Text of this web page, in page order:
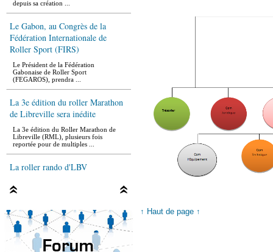
Fédération Internationale de
Roller Sport (FIRS)
Gabonaise de Roller Sport
(FEGAROS), prendra ...
de Libreville sera inédite
Libreville (RML), plusieurs fois
reportée pour de multiples ...
le rond-point de la démocratie ou le
départ sera donné ...
↑ Haut de page ↑